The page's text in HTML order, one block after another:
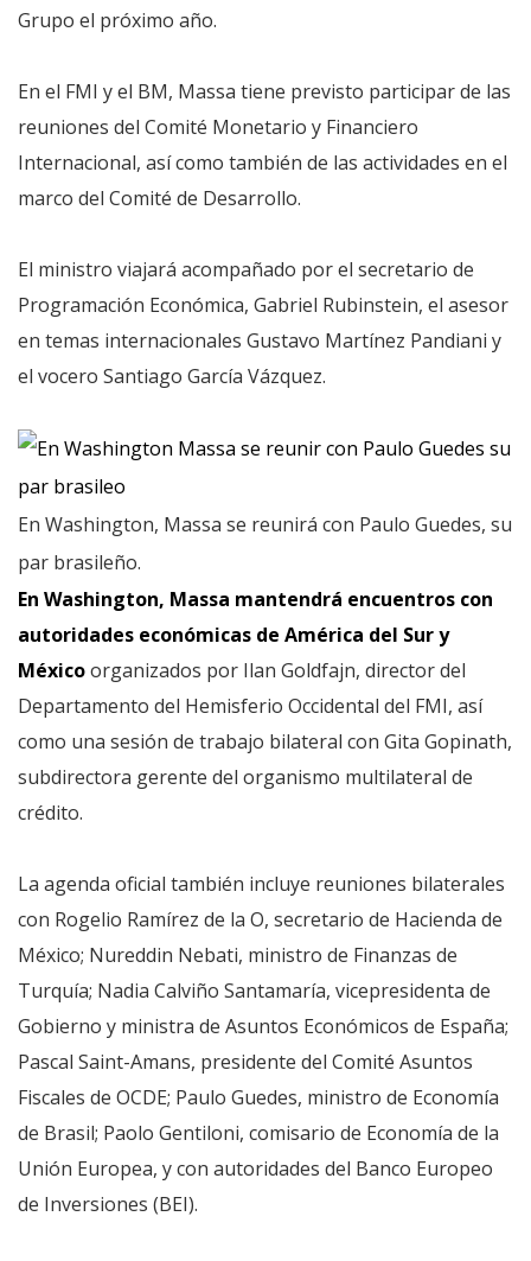
Grupo el próximo año.
En el FMI y el BM, Massa tiene previsto participar de las
reuniones del Comité Monetario y Financiero
Internacional, así como también de las actividades en el
marco del Comité de Desarrollo.
El ministro viajará acompañado por el secretario de
Programación Económica, Gabriel Rubinstein, el asesor
en temas internacionales Gustavo Martínez Pandiani y
el vocero Santiago García Vázquez.
En Washington, Massa se reunirá con Paulo Guedes, su
par brasileño.
En Washington, Massa mantendrá encuentros con
autoridades económicas de América del Sur y
Méxicoorganizados por Ilan Goldfajn, director del
Departamento del Hemisferio Occidental del FMI, así
como una sesión de trabajo bilateral con Gita Gopinath,
subdirectora gerente del organismo multilateral de
crédito.
La agenda oficial también incluye reuniones bilaterales
con Rogelio Ramírez de la O, secretario de Hacienda de
México; Nureddin Nebati, ministro de Finanzas de
Turquía; Nadia Calviño Santamaría, vicepresidenta de
Gobierno y ministra de Asuntos Económicos de España;
Pascal Saint-Amans, presidente del Comité Asuntos
Fiscales de OCDE; Paulo Guedes, ministro de Economía
de Brasil; Paolo Gentiloni, comisario de Economía de la
Unión Europea, y con autoridades del Banco Europeo
de Inversiones (BEI).